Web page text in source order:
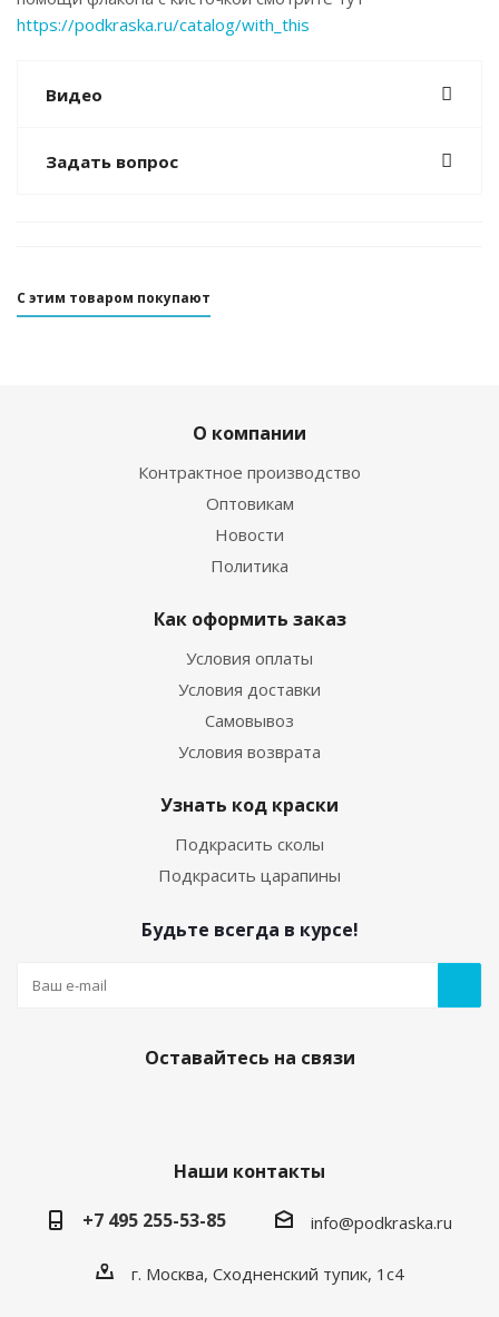
https://podkraska.ru/catalog/with_this
Видео
Задать вопрос
С этим товаром покупают
О компании
Контрактное производство
Оптовикам
Новости
Политика
Как оформить заказ
Условия оплаты
Условия доставки
Самовывоз
Условия возврата
Узнать код краски
Подкрасить сколы
Подкрасить царапины
Будьте всегда в курсе!
Оставайтесь на связи
Наши контакты
+7 495 255-53-85
info@podkraska.ru
г. Москва, Сходненский тупик, 1с4